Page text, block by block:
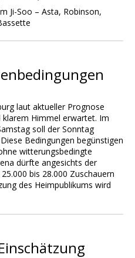
Ji-Soo – Asta, Robinson,
laut aktueller Prognose
klarem Himmel erwartet. Im
soll der Sonntag
Bedingungen begünstigen
witterungsbedingte
dürfte angesichts der
bis 28.000 Zuschauern
des Heimpublikums wird